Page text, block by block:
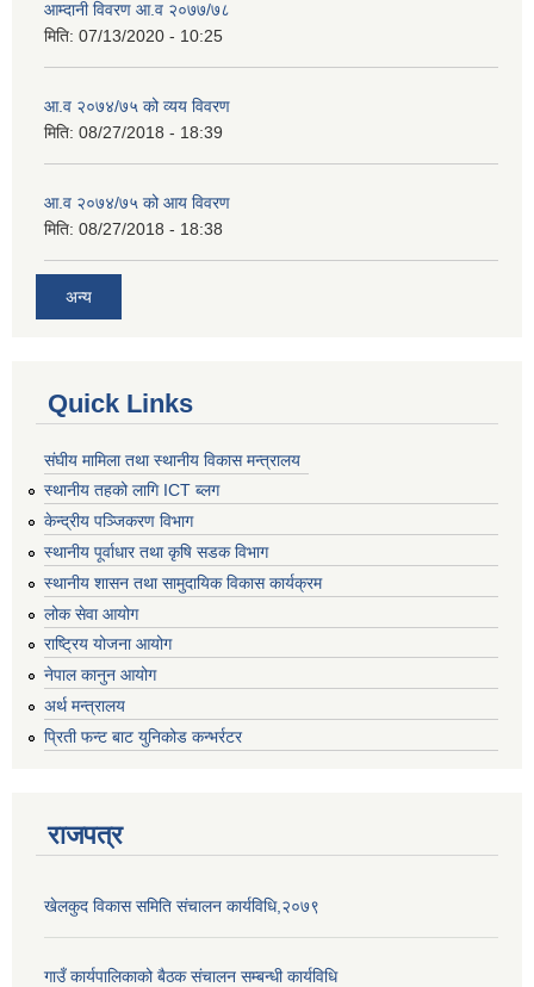
आम्दानी विवरण आ.व २०७७/७८
मिति: 07/13/2020 - 10:25
आ.व २०७४/७५ को व्यय विवरण
मिति: 08/27/2018 - 18:39
आ.व २०७४/७५ को आय विवरण
मिति: 08/27/2018 - 18:38
अन्य
Quick Links
संघीय मामिला तथा स्थानीय विकास मन्त्रालय
स्थानीय तहको लागि ICT ब्लग
केन्द्रीय पञ्जिकरण विभाग
स्थानीय पूर्वाधार तथा कृषि सडक विभाग
स्थानीय शासन तथा सामुदायिक विकास कार्यक्रम
लोक सेवा आयोग
राष्ट्रिय योजना आयोग
नेपाल कानुन आयोग
अर्थ मन्त्रालय
प्रिती फन्ट बाट युनिकोड कन्भर्रटर
राजपत्र
खेलकुद विकास समिति संचालन कार्यविधि,२०७९
गाउँ कार्यपालिकाको बैठक संचालन सम्बन्धी कार्यविधि